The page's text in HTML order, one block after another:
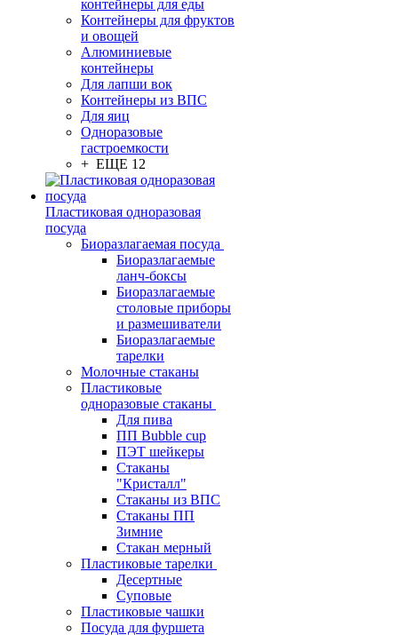
контейнеры для еды
Контейнеры для фруктов
и овощей
Алюминиевые
контейнеры
Для лапши вок
Контейнеры из ВПС
Для яиц
Одноразовые
гастроемкости
+ ЕЩЕ 12
Пластиковая одноразовая
посуда
Биоразлагаемая посуда
Биоразлагаемые
ланч-боксы
Биоразлагаемые
столовые приборы
и размешиватели
Биоразлагаемые
тарелки
Молочные стаканы
Пластиковые
одноразовые стаканы
Для пива
ПП Bubble cup
ПЭТ шейкеры
Стаканы
"Кристалл"
Стаканы из ВПС
Стаканы ПП
Зимние
Стакан мерный
Пластиковые тарелки
Десертные
Суповые
Пластиковые чашки
Посуда для фуршета